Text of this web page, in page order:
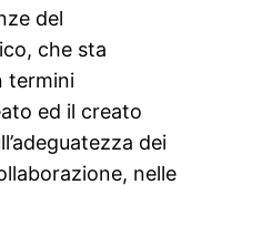
del
che sta
termini
ed il creato
dei
nelle